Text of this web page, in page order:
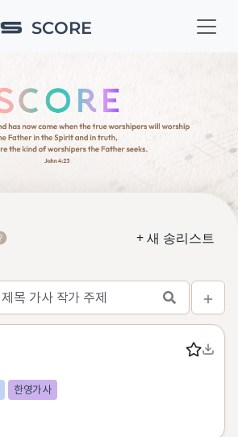
SCORE
+ 새 송리스트
한영가사